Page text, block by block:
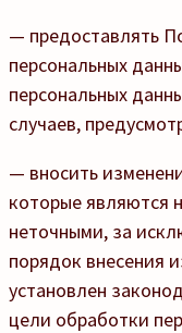
— предоставлять
персональных
персональных
случаев,
— вносить
которые являются
неточными, за
порядок внесения
установлен
цели обработки